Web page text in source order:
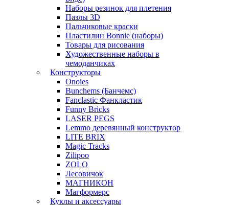
Наборы резинок для плетения
Пазлы 3D
Пальчиковые краски
Пластилин Bonnie (наборы)
Товары для рисования
Художественные наборы в
чемоданчиках
Конструкторы
Onoies
Bunchems (Банчемс)
Fanclastic Фанкластик
Funny Bricks
LASER PEGS
Lemmo деревянный конструктор
LITE BRIX
Magic Tracks
Zilipoo
ZOLO
Лесовичок
МАГНИКОН
Магформерс
Куклы и аксессуары